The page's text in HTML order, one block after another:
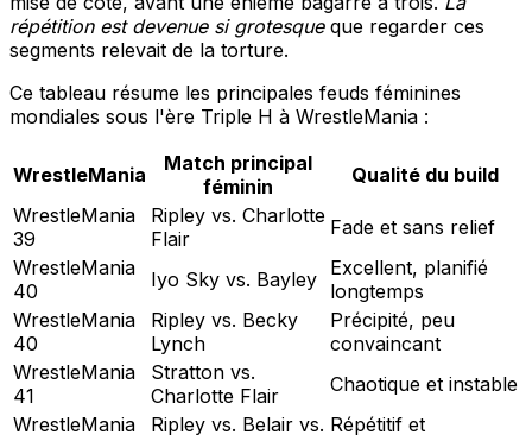
répétition est devenue si grotesqueque regarder ces
segments relevait de la torture.
Ce tableau résume les principales feuds féminines
mondiales sous l'ère Triple H à WrestleMania :
WrestleMania
Match principal
féminin
Qualité du build
WrestleMania
39
Ripley vs. Charlotte
Flair
Fade et sans relief
WrestleMania
40
Iyo Sky vs. Bayley Excellent, planifié
longtemps
WrestleMania
40
Ripley vs. Becky
Lynch
Précipité, peu
convaincant
WrestleMania
41
Stratton vs.
Charlotte Flair
Chaotique et instable
WrestleMania
Ripley vs. Belair vs. Répétitif et